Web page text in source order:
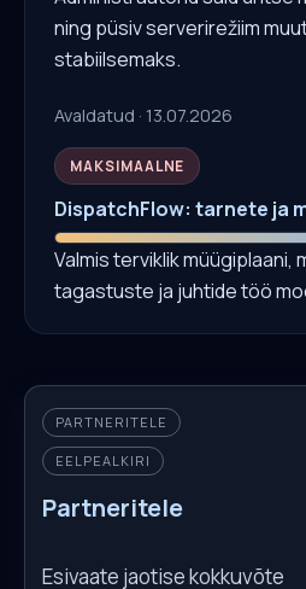
ning püsiv serverirežiim
stabiilsemaks.
Avaldatud · 13.07.2026
MAKSIMAALNE
DispatchFlow: tarnete ja
Valmis terviklik
tagastuste ja juhtide töö
PARTNERITELE
EELPEALKIRI
Partneritele
Esivaate jaotise kokkuvõte